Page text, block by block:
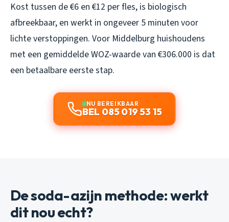
Kost tussen de €6 en €12 per fles, is biologisch
afbreekbaar, en werkt in ongeveer 5 minuten voor
lichte verstoppingen. Voor Middelburg huishoudens
met een gemiddelde WOZ-waarde van €306.000 is dat
een betaalbare eerste stap.
NU BEREIKBAAR
BEL 085 019 53 15
De soda-azijn methode: werkt
dit nou echt?